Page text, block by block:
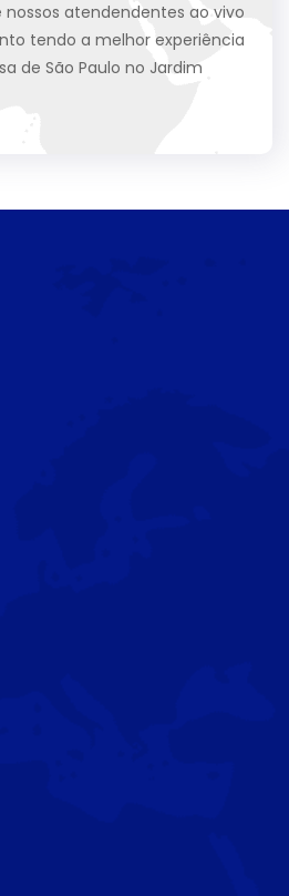
atendendentes ao vivo
tendo a melhor experiência
de São Paulo no Jardim